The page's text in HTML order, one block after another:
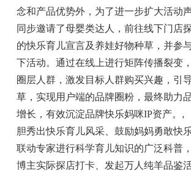
念和产品优势外，为了进一步扩大活动
同步邀请了母婴类达人，前往线下门店
的快乐育儿宣言及养娃好物种草，并参
下活动。通过在线上进行矩阵传播裂变
圈层人群，激发目标人群购买兴趣，引
草，实现用户端的品牌圈粉，最终助力
增长，有效沉淀品牌快乐妈咪IP资产。 ,
胆秀出快乐育儿风采、鼓励妈妈勇敢快
联动专家进行科学育儿知识的广泛科普
博主实际探店打卡、发起万人纯羊品鉴